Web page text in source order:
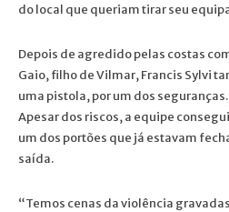
do local que queriam tirar seu
Depois de agredido pelas costas
Gaio, filho de Vilmar, Francis Sylvi
uma pistola, por um dos seguranças.
Apesar dos riscos, a equipe
um dos portões que já estavam
saída.
“Temos cenas da violência